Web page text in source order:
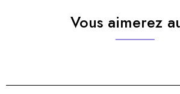
Vous aimerez